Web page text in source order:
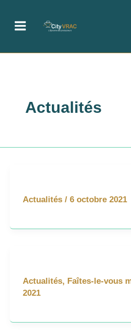
contenu
Actualités
Actualités/ 6 octobre 2021
Actualités, Faîtes-le-vous
2021